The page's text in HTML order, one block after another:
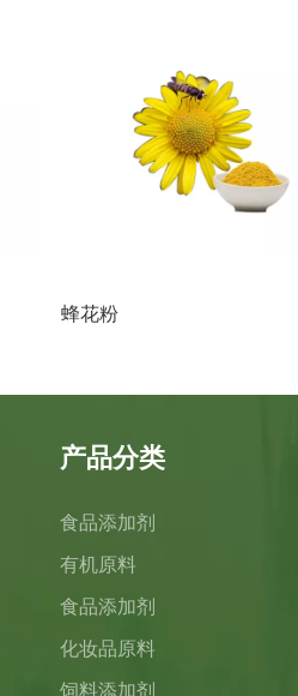
蜂花粉
产品分类
食品添加剂
有机原料
食品添加剂
化妆品原料